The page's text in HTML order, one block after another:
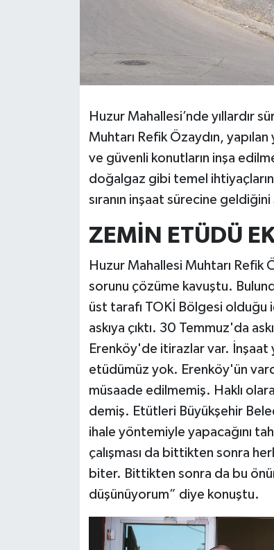
Huzur Mahallesi’nde yıllardır
Muhtarı Refik Özaydın,
ve güvenli konutların inşa
doğalgaz gibi temel
sıranın inşaat sürecine
ZEMİN ETÜDÜ
Huzur Mahallesi Muhtarı Refik
sorunu çözüme kavuştu.
üst tarafı TOKİ Bölgesi olduğu
askıya çıktı. 30 Temmuz'da
Erenköy'de itirazlar var. İnşaat
etüdümüz yok. Erenköy'ün
müsaade edilmemiş. Haklı
demiş. Etütleri Büyükşehir
ihale yöntemiyle yapacağını
çalışması da bittikten sonra
biter. Bittikten sonra da bu
düşünüyorum” diye konuştu.